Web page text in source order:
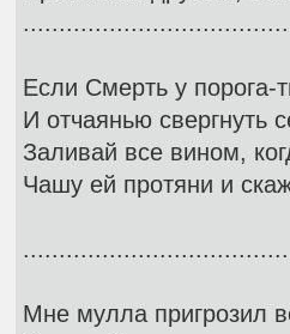
Если Смерть у
И отчаянью свергнуть
Заливай все вином,
Чашу ей протяни и
Мне мулла пригрозил